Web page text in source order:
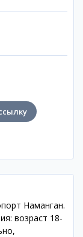
Наманган.
возраст 18-